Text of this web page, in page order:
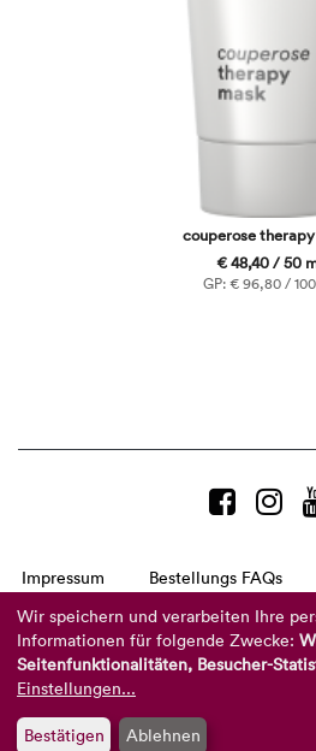
couperose
€ 48,40 / 50
GP: € 96,80 /
Impressum Bestellungs FAQs
AGB
Datenschutzerklärung
Telefon:+49 8104
(Mo-Do: 9-16 Uhr und
Wir speichern und verarbeiten Ihre
Informationen für folgende Zwecke:
Seitenfunktionalitäten, Besucher-
Einstellungen...
Bestätigen Ablehnen